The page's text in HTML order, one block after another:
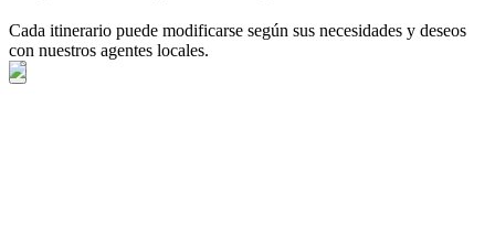
Cada itinerario puede modificarse según sus necesidades y deseos
con nuestros agentes locales.